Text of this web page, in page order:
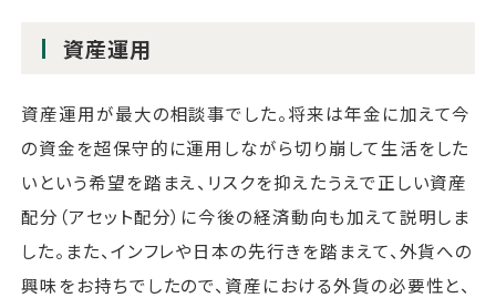
資産運用
資産運用が最大の相談事でした。将来は年金に加えて今
の資金を超保守的に運用しながら切り崩して生活をした
いという希望を踏まえ、リスクを抑えたうえで正しい資産
配分（アセット配分）に今後の経済動向も加えて説明しま
した。また、インフレや日本の先行きを踏まえて、外貨への
興味をお持ちでしたので、資産における外貨の必要性と、